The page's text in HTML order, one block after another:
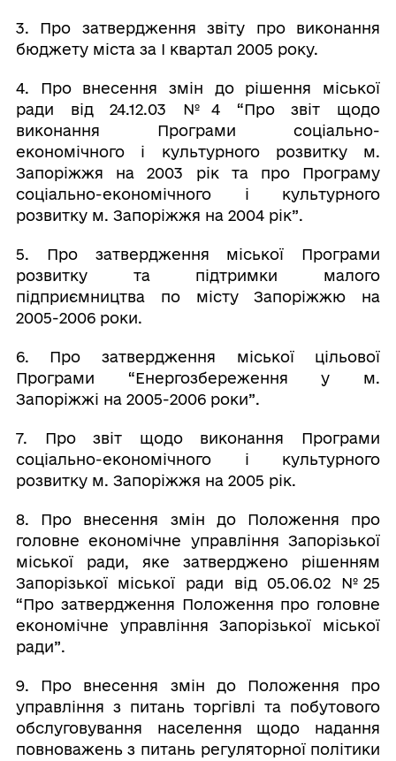
3. Про затвердження звіту про виконання
бюджету міста за І квартал 2005 року.
4. Про внесення змін до рішення міської
ради від 24.12.03 №4 “Про звіт щодо
виконання Програми соціально-
економічного і культурного розвитку м.
Запоріжжя на 2003 рік та про Програму
соціально-економічного і культурного
розвитку м. Запоріжжя на 2004 рік”.
5. Про затвердження міської Програми
розвитку та підтримки малого
підприємництва по місту Запоріжжю на
2005-2006 роки.
6. Про затвердження міської цільової
Програми “Енергозбереження у м.
Запоріжжі на 2005-2006 роки”.
7. Про звіт щодо виконання Програми
соціально-економічного і культурного
розвитку м. Запоріжжя на 2005 рік.
8. Про внесення змін до Положення про
головне економічне управління Запорізької
міської ради, яке затверджено рішенням
Запорізької міської ради від 05.06.02 №25
“Про затвердження Положення про головне
економічне управління Запорізької міської
ради”.
9. Про внесення змін до Положення про
управління з питань торгівлі та побутового
обслуговування населення щодо надання
повноважень з питань регуляторної політики